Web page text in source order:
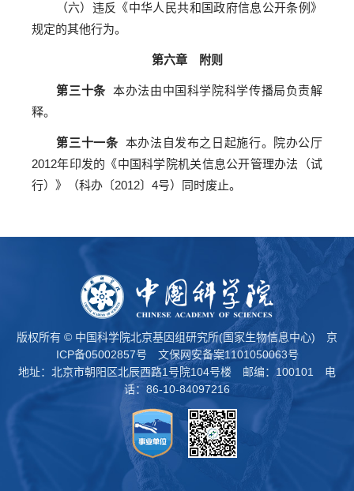
（六）违反《中华人民共和国政府信息公开条例》
规定的其他行为。
第六章 附则
第三十条本办法由中国科学院科学传播局负责解
释。
第三十一条本办法自发布之日起施行。院办公厅
2012年印发的《中国科学院机关信息公开管理办法（试
行）》（科办〔2012〕4号）同时废止。
版权所有 © 中国科学院北京基因组研究所(国家生物信息中心) 京
ICP备05002857号
文保网安备案1101050063号
地址：北京市朝阳区北辰西路1号院104号楼 邮编：100101 电
话：86-10-84097216